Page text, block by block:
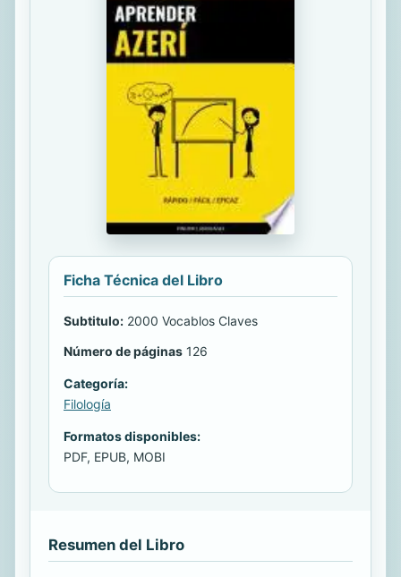
Ficha Técnica del Libro
Subtitulo: 2000 Vocablos Claves
Número de páginas 126
Categoría:
Filología
Formatos disponibles:
PDF, EPUB, MOBI
Resumen del Libro